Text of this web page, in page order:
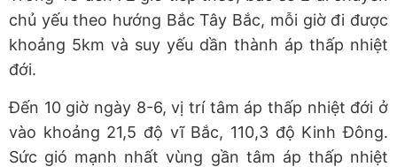
chủ yếu theo hướng Bắc Tây Bắc, mỗi giờ đi được
khoảng 5km và suy yếu dần thành áp thấp nhiệt
đới.
Đến 10 giờ ngày 8-6, vị trí tâm áp thấp nhiệt đới ở
vào khoảng 21,5 độ vĩ Bắc, 110,3 độ Kinh Đông.
Sức gió mạnh nhất vùng gần tâm áp thấp nhiệt